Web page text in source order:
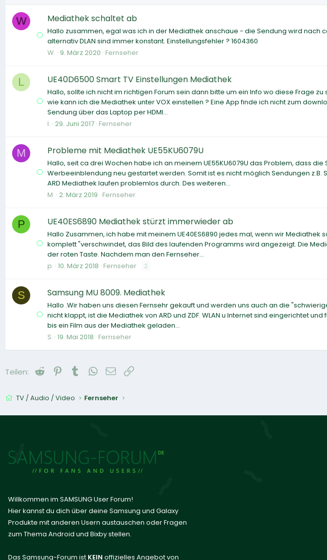
W Mediathek schaltet ab
Hallo zusammen, egal was ich in der Mediathek anschaue - die Sendung wird nach
alternativ DLAN sind immer konstant. Einstellungsfehler ? 1604360
W. 9. März 2020 Fernseher
L UE40D6500 Smart TV Einstellungen Mediathek
Hallo, sollte ich nicht im richtigen Forum sein dann bitte um ein Info wo diese Frage zu
wie kann ich die Mediathek unter VOX einstellen ? Eine App finde ich nicht zum
Sendung über das Laptop per HDMI...
l. 29. Juni 2017 Fernseher
M Probleme mit Mediathek UE55KU6079U
Hallo, seit ca drei Wochen habe ich an meinem UE55KU6079U das Problem, dass
Werbeeinblendung neu gestartet werden. Somit ist es nicht möglich Sendungen z.B.
ARD Mediathek laufen problemlos durch. Des weiteren...
M. 2. März 2019 Fernseher
P UE40ES6890 Mediathek stürzt immerwieder ab
Hallo Zusammen, ich habe mit meinem UE40ES6890 jedes mal, wenn wir Mediathek
komplett "verschwindet, das Bild des laufenden Programms wird angezeigt. Die
der roten Taste. Nachdem man den Fernseher...
p. 10. März 2018 Fernseher 2
S Samsung MU 8009. Mediathek
Hallo .Wir haben uns diesen Fernsehr gekauft und werden uns auch an die
nicht klappt, ist die Mediathek von ARD und ZDF. WLAN u Internet sind eingerichtet
bis ein Film aus der Mediathek geladen...
S. 19. Mai 2018 Fernseher
Teilen: Reddit PinterestTumblrWhatsApp
E-Mail
TV / Audio / Video Fernseher
Willkommen im SAMSUNG User Forum!
Hier kannst du dich über deine Samsung und Galaxy
Produkte mit anderen Usern austauschen oder Fragen
zum Thema Android und Bixby stellen.
Das Samsung-Forum ist KEIN offizielles Angebot von